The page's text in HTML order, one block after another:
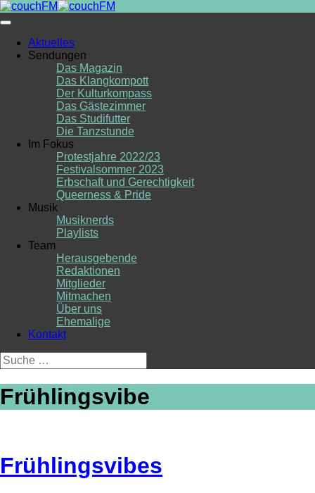
Skip
to
Aktuelles
Sendungen
Das Magazin
Das Klangkompott
Der Kulturkompass
Das Gästezimmer
Das Studifutter
Die Tanzstunde
Im Fokus
Protestjahre 2022/23
Festivalsommer 2023
Erbschaft und Gerechtigkeit
Queerness & Pride
Musik
Musiknerds
Playlists
Team
Herausgebende
Redaktionen
Mitglieder
Mitmachen
Über uns
Ehemalige
Kontakt
Suche
nach:
Frühlingsvibe
Frühlingsvibes